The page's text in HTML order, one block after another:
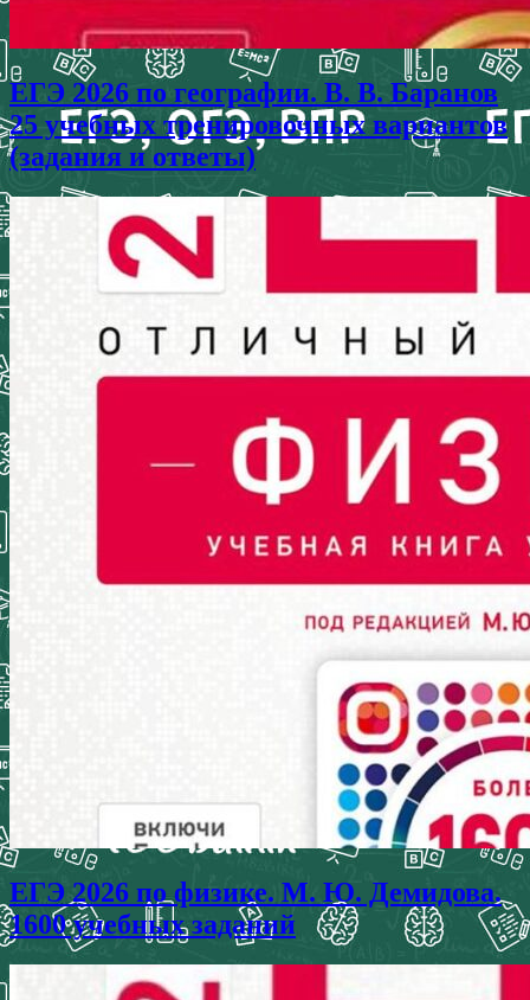
ЕГЭ 2026 по географии. В. В. Баранов
25 учебных тренировочных вариантов
(задания и ответы)
ЕГЭ 2026 по физике. М. Ю. Демидова.
1600 учебных заданий